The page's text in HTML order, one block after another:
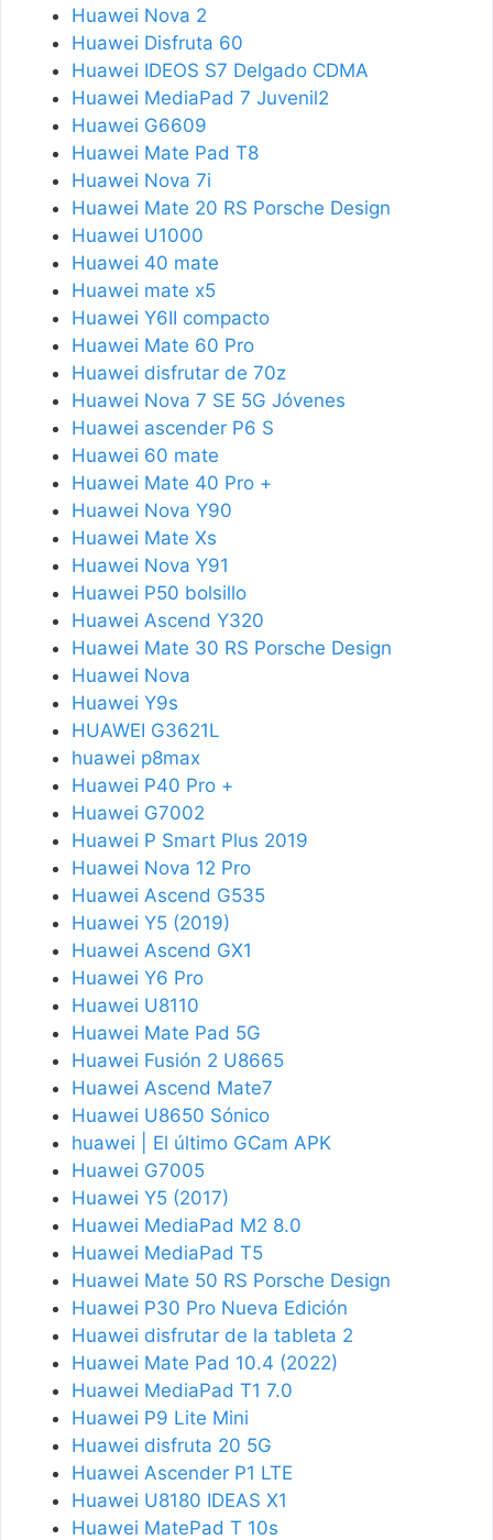
Huawei Nova 2
Huawei Disfruta 60
Huawei IDEOS S7 Delgado CDMA
Huawei MediaPad 7 Juvenil2
Huawei G6609
Huawei Mate Pad T8
Huawei Nova 7i
Huawei Mate 20 RS Porsche Design
Huawei U1000
Huawei 40 mate
Huawei mate x5
Huawei Y6II compacto
Huawei Mate 60 Pro
Huawei disfrutar de 70z
Huawei Nova 7 SE 5G Jóvenes
Huawei ascender P6 S
Huawei 60 mate
Huawei Mate 40 Pro +
Huawei Nova Y90
Huawei Mate Xs
Huawei Nova Y91
Huawei P50 bolsillo
Huawei Ascend Y320
Huawei Mate 30 RS Porsche Design
Huawei Nova
Huawei Y9s
HUAWEI G3621L
huawei p8max
Huawei P40 Pro +
Huawei G7002
Huawei P Smart Plus 2019
Huawei Nova 12 Pro
Huawei Ascend G535
Huawei Y5 (2019)
Huawei Ascend GX1
Huawei Y6 Pro
Huawei U8110
Huawei Mate Pad 5G
Huawei Fusión 2 U8665
Huawei Ascend Mate7
Huawei U8650 Sónico
huawei | El último GCam APK
Huawei G7005
Huawei Y5 (2017)
Huawei MediaPad M2 8.0
Huawei MediaPad T5
Huawei Mate 50 RS Porsche Design
Huawei P30 Pro Nueva Edición
Huawei disfrutar de la tableta 2
Huawei Mate Pad 10.4 (2022)
Huawei MediaPad T1 7.0
Huawei P9 Lite Mini
Huawei disfruta 20 5G
Huawei Ascender P1 LTE
Huawei U8180 IDEAS X1
Huawei MatePad T 10s